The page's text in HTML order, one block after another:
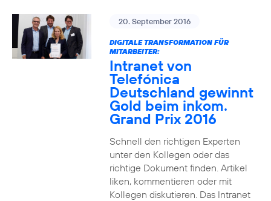
20. September 2016
DIGITALE TRANSFORMATION FÜR
MITARBEITER:
Intranet von
Telefónica
Deutschland gewinnt
Gold beim inkom.
Grand Prix 2016
Schnell den richtigen Experten
unter den Kollegen oder das
richtige Dokument finden. Artikel
liken, kommentieren oder mit
Kollegen diskutieren. Das Intranet